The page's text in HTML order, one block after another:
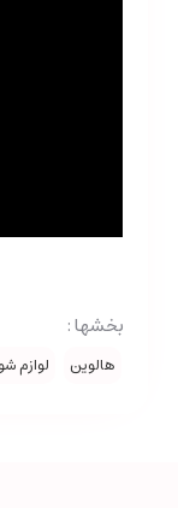
بخشها :
هالوین لوازم